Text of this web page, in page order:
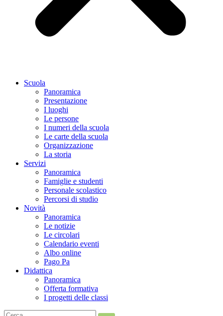
Scuola
Panoramica
Presentazione
I luoghi
Le persone
I numeri della scuola
Le carte della scuola
Organizzazione
La storia
Servizi
Panoramica
Famiglie e studenti
Personale scolastico
Percorsi di studio
Novità
Panoramica
Le notizie
Le circolari
Calendario eventi
Albo online
Pago Pa
Didattica
Panoramica
Offerta formativa
I progetti delle classi